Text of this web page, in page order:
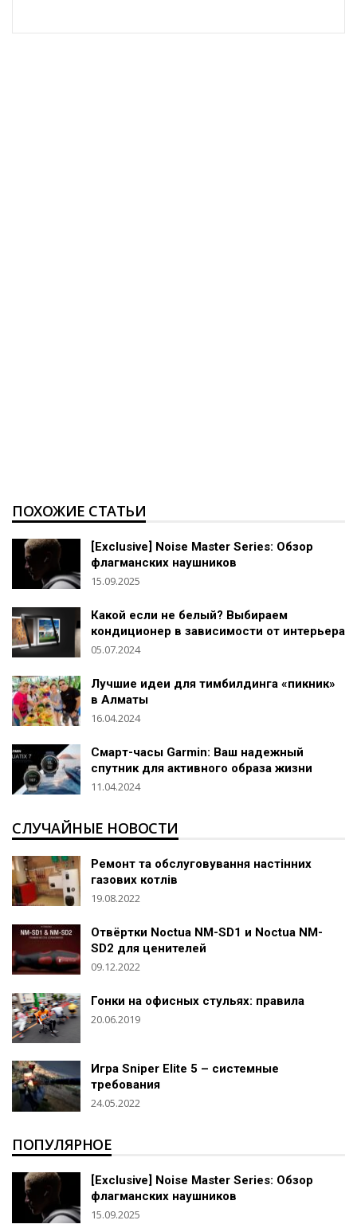
ПОХОЖИЕ СТАТЬИ
[Exclusive] Noise Master Series: Обзор
флагманских наушников
15.09.2025
Какой если не белый? Выбираем
кондиционер в зависимости от интерьера
05.07.2024
Лучшие идеи для тимбилдинга «пикник»
в Алматы
16.04.2024
Смарт-часы Garmin: Ваш надежный
спутник для активного образа жизни
11.04.2024
СЛУЧАЙНЫЕ НОВОСТИ
Ремонт та обслуговування настінних
газових котлів
19.08.2022
Отвёртки Noctua NM-SD1 и Noctua NM-
SD2 для ценителей
09.12.2022
Гонки на офисных стульях: правила
20.06.2019
Игра Sniper Elite 5 – системные
требования
24.05.2022
ПОПУЛЯРНОЕ
[Exclusive] Noise Master Series: Обзор
флагманских наушников
15.09.2025